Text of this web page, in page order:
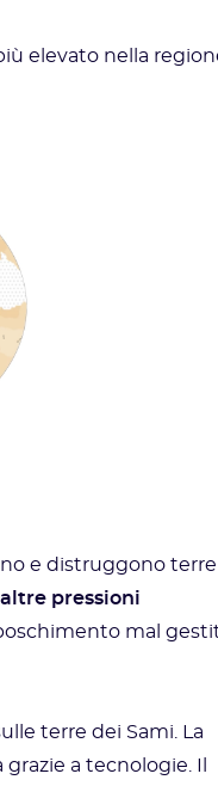
elevato nella
e distruggono terre
altre pressioni
mal
terre dei Sami. La
a tecnologie. Il